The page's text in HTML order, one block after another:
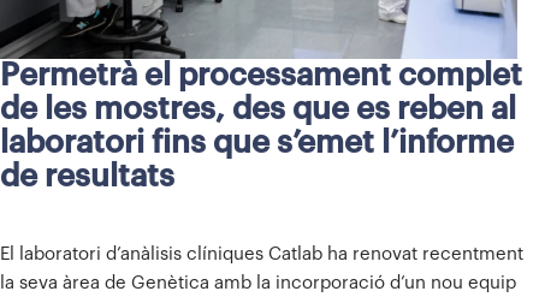
Permetrà el processament complet
de les mostres, des que es reben al
laboratori fins que s’emet l’informe
de resultats
El laboratori d’anàlisis clíniques Catlab ha renovat recentment
la seva àrea de Genètica amb la incorporació d’un nou equip